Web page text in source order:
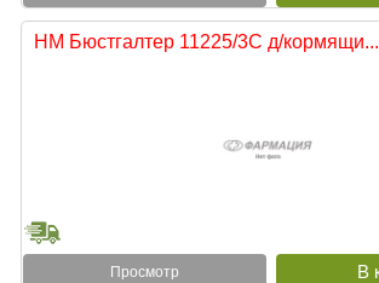
НМ Бюстгалтер 11225/3С д/кормящи...
Просмотр